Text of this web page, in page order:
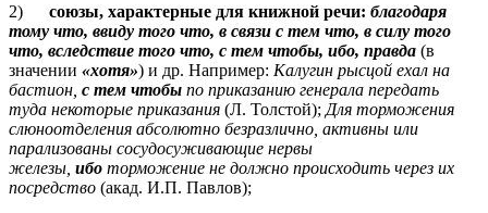
2) союзы, характерные для книжной речи: благодаря
тому что, ввиду того что, в связи с тем что, в силу того
что, вследствие того что, с тем чтобы, ибо, правда (в
значении «хотя») и др. Например: Калугин рысцой ехал на
бастион, с тем чтобы по приказанию генерала передать
туда некоторые приказания (Л. Толстой); Для торможения
слюноотделения абсолютно безразлично, активны или
парализованы сосудосуживающие нервы
железы, ибо торможение не должно происходить через их
посредство (акад. И.П. Павлов);